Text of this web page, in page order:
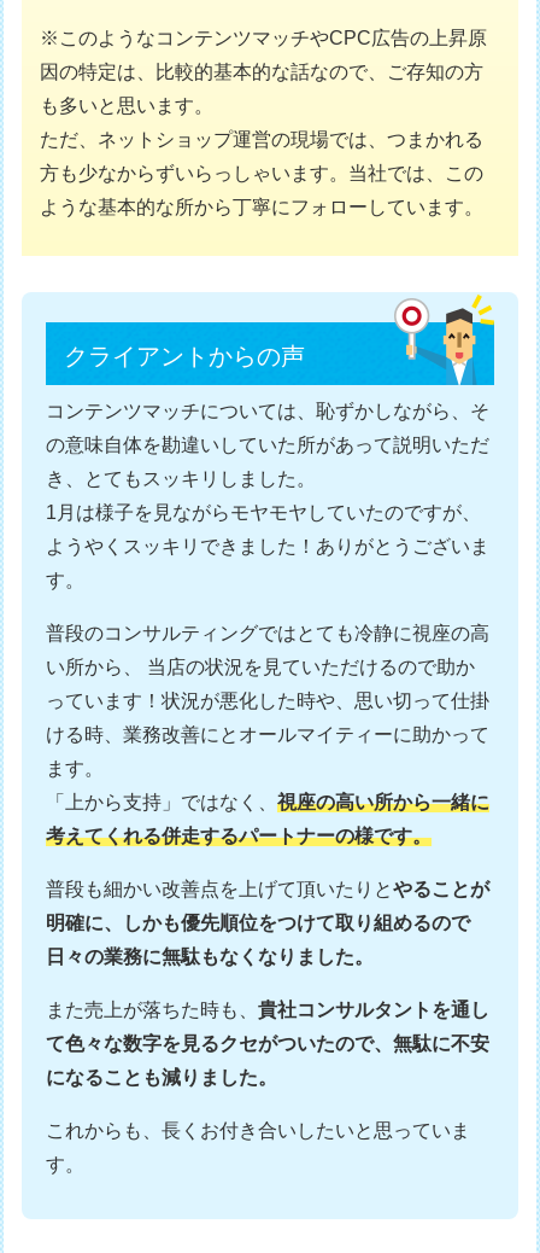
※このようなコンテンツマッチやCPC広告の上昇原
因の特定は、比較的基本的な話なので、ご存知の方
も多いと思います。
ただ、ネットショップ運営の現場では、つまかれる
方も少なからずいらっしゃいます。当社では、この
ような基本的な所から丁寧にフォローしています。
クライアントからの声
コンテンツマッチについては、恥ずかしながら、そ
の意味自体を勘違いしていた所があって説明いただ
き、とてもスッキリしました。
1月は様子を見ながらモヤモヤしていたのですが、
ようやくスッキリできました！ありがとうございま
す。
普段のコンサルティングではとても冷静に視座の高
い所から、 当店の状況を見ていただけるので助か
っています！状況が悪化した時や、思い切って仕掛
ける時、業務改善にとオールマイティーに助かって
ます。
「上から支持」ではなく、視座の高い所から一緒に
考えてくれる併走するパートナーの様です。
普段も細かい改善点を上げて頂いたりとやることが
明確に、しかも優先順位をつけて取り組めるので
日々の業務に無駄もなくなりました。
また売上が落ちた時も、貴社コンサルタントを通し
て色々な数字を見るクセがついたので、無駄に不安
になることも減りました。
これからも、長くお付き合いしたいと思っていま
す。